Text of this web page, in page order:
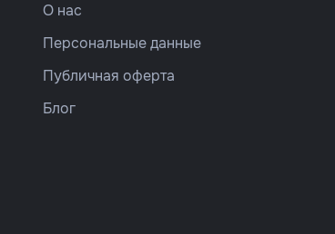
О нас
Персональные данные
Публичная оферта
Блог